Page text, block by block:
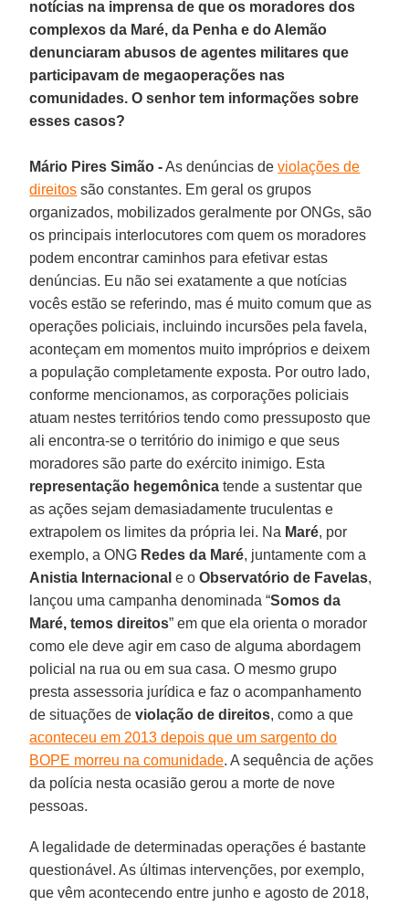
notícias na imprensa de que os moradores dos
complexos da Maré, da Penha e do Alemão
denunciaram abusos de agentes militares que
participavam de megaoperações nas
comunidades. O senhor tem informações sobre
esses casos?
Mário Pires Simão -As denúncias deviolações de
direitos são constantes. Em geral os grupos
organizados, mobilizados geralmente por ONGs, são
os principais interlocutores com quem os moradores
podem encontrar caminhos para efetivar estas
denúncias. Eu não sei exatamente a que notícias
vocês estão se referindo, mas é muito comum que as
operações policiais, incluindo incursões pela favela,
aconteçam em momentos muito impróprios e deixem
a população completamente exposta. Por outro lado,
conforme mencionamos, as corporações policiais
atuam nestes territórios tendo como pressuposto que
ali encontra-se o território do inimigo e que seus
moradores são parte do exército inimigo. Esta
representação hegemônica tende a sustentar que
as ações sejam demasiadamente truculentas e
extrapolem os limites da própria lei. Na Maré, por
exemplo, a ONG Redes da Maré, juntamente com a
Anistia Internacional e oObservatório de Favelas,
lançou uma campanha denominada “Somos da
Maré, temos direitos” em que ela orienta o morador
como ele deve agir em caso de alguma abordagem
policial na rua ou em sua casa. O mesmo grupo
presta assessoria jurídica e faz o acompanhamento
de situações deviolação de direitos, como a que
aconteceu em 2013 depois que um sargento do
BOPE morreu na comunidade. A sequência de ações
da polícia nesta ocasião gerou a morte de nove
pessoas.
A legalidade de determinadas operações é bastante
questionável. As últimas intervenções, por exemplo,
que vêm acontecendo entre junho e agosto de 2018,